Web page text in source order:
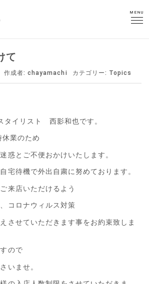
MENU
MENU
て
作成者:chayamachi カテゴリー: Topics
イリスト 西影和也です。
業のため
惑とご不便おかけいたします。
宅待機で外出自粛に努めております。
来店いただけるよう
コロナウィルス対策
させていただきます事をお約束致しま
ので
いませ。